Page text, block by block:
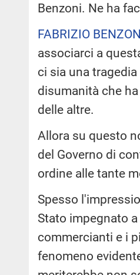
Benzoni. Ne ha
FABRIZIO
associarci a
ci sia una
disumanità che
delle altre.
Allora su questo
del Governo di
ordine alle tante
Spesso
Stato impegnato
commercianti e i
fenomeno